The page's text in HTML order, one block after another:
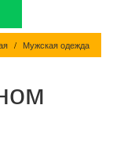
Мужская одежда